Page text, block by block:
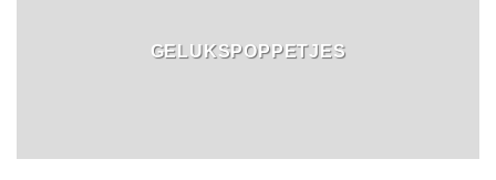
GELUKSPOPPETJES